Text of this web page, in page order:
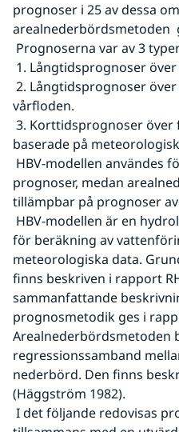
prognoser i 25 av dessa
arealnederbördsmetoden
Prognoserna var av 3
1. Långtidsprognoser
vårfloden.
baserade på
prognoser, medan
tillämpbar på prognoser
för beräkning av
meteorologiska data.
finns beskriven i rapport
sammanfattande
prognosmetodik ges i
Arealnederbördsmetoden
regressionssamband
nederbörd. Den finns
(Häggström 1982).